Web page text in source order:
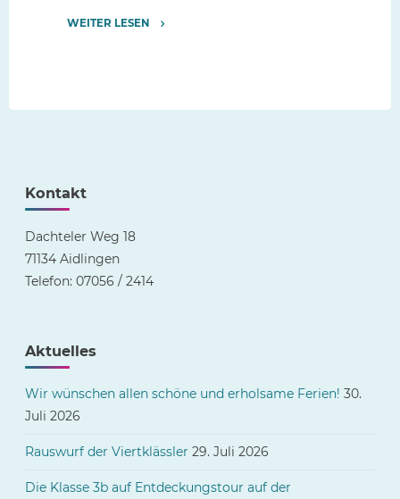
WEITER LESEN
Kontakt
Dachteler Weg 18
71134 Aidlingen
Telefon: 07056 / 2414
Aktuelles
Wir wünschen allen schöne und erholsame Ferien! 30.
Juli 2026
Rauswurf der Viertklässler 29. Juli 2026
Die Klasse 3b auf Entdeckungstour auf der